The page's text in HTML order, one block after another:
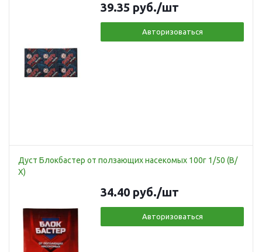
39.35 руб./шт
Авторизоваться
Дуст Блокбастер от ползающих насекомых 100г 1/50 (В/
Х)
34.40 руб./шт
Авторизоваться